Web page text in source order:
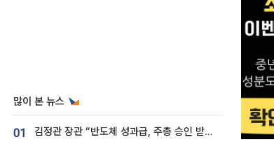
많이 본 뉴스
01 김정관 장관 “반도체 성과급, 주총 승인 받도록”…상법·자본시장법 개정 시사